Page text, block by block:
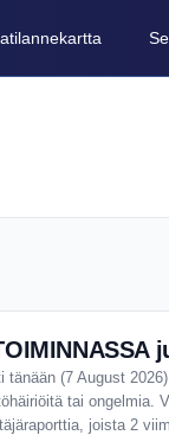
tänään (7 August
tai ongelmia.
joista 2